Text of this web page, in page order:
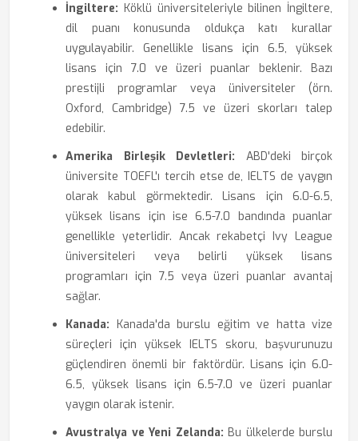
İngiltere: Köklü üniversiteleriyle bilinen İngiltere,
dil puanı konusunda oldukça katı kurallar
uygulayabilir. Genellikle lisans için 6.5, yüksek
lisans için 7.0 ve üzeri puanlar beklenir. Bazı
prestijli programlar veya üniversiteler (örn.
Oxford, Cambridge) 7.5 ve üzeri skorları talep
edebilir.
Amerika Birleşik Devletleri: ABD'deki birçok
üniversite TOEFL'ı tercih etse de, IELTS de yaygın
olarak kabul görmektedir. Lisans için 6.0-6.5,
yüksek lisans için ise 6.5-7.0 bandında puanlar
genellikle yeterlidir. Ancak rekabetçi Ivy League
üniversiteleri veya belirli yüksek lisans
programları için 7.5 veya üzeri puanlar avantaj
sağlar.
Kanada: Kanada'da burslu eğitim ve hatta vize
süreçleri için yüksek IELTS skoru, başvurunuzu
güçlendiren önemli bir faktördür. Lisans için 6.0-
6.5, yüksek lisans için 6.5-7.0 ve üzeri puanlar
yaygın olarak istenir.
Avustralya ve Yeni Zelanda: Bu ülkelerde burslu